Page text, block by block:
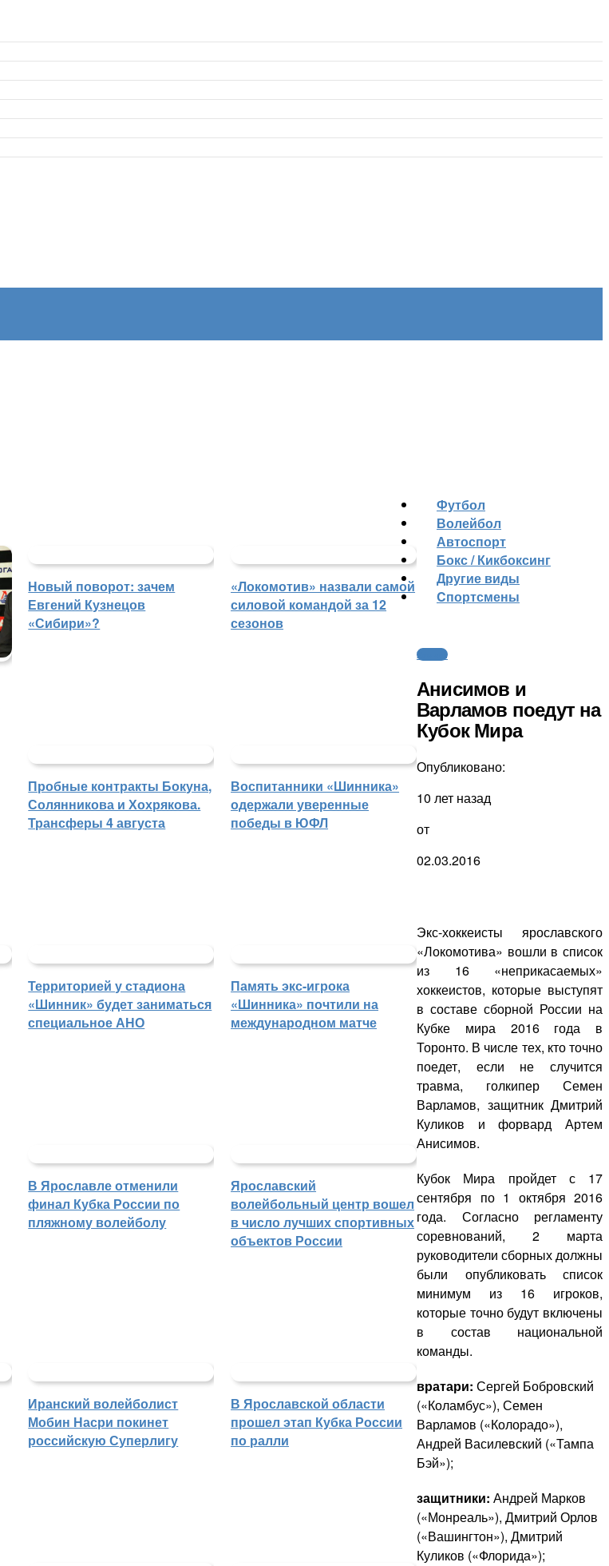
Новый поворот: зачем
Евгений Кузнецов
«Сибири»?
«Локомотив» назвали самой
силовой командой за 12
сезонов
Пробные контракты Бокуна,
Солянникова и Хохрякова.
Трансферы 4 августа
Футбол
Воспитанники «Шинника»
одержали уверенные
победы в ЮФЛ
Территорией у стадиона
«Шинник» будет заниматься
специальное АНО
Память экс-игрока
«Шинника» почтили на
международном матче
Волейбол
В Ярославле отменили
финал Кубка России по
пляжному волейболу
Ярославский
волейбольный центр вошел
в число лучших спортивных
объектов России
Иранский волейболист
Мобин Насри покинет
российскую Суперлигу
Автоспорт
В Ярославской области
прошел этап Кубка России
по ралли
Бокс / Кикбоксинг
Другие виды
Cпортсмены
Хоккей
Анисимов и
Варламов поедут на
Кубок Мира
Опубликовано:
10 лет назад
от
02.03.2016
Экс-хоккеисты ярославского
«Локомотива» вошли в список
из 16 «неприкасаемых»
хоккеистов, которые выступят
в составе сборной России на
Кубке мира 2016 года в
Торонто. В числе тех, кто точно
поедет, если не случится
травма, голкипер Семен
Варламов, защитник Дмитрий
Куликов и форвард Артем
Анисимов.
Кубок Мира пройдет с 17
сентября по 1 октября 2016
года. Согласно регламенту
соревнований, 2 марта
руководители сборных должны
были опубликовать список
минимум из 16 игроков,
которые точно будут включены
в состав национальной
команды.
вратари: Сергей Бобровский
(«Коламбус»), Семен
Варламов («Колорадо»),
Андрей Василевский («Тампа
Бэй»);
защитники: Андрей Марков
(«Монреаль»), Дмитрий Орлов
(«Вашингтон»), Дмитрий
Куликов («Флорида»);